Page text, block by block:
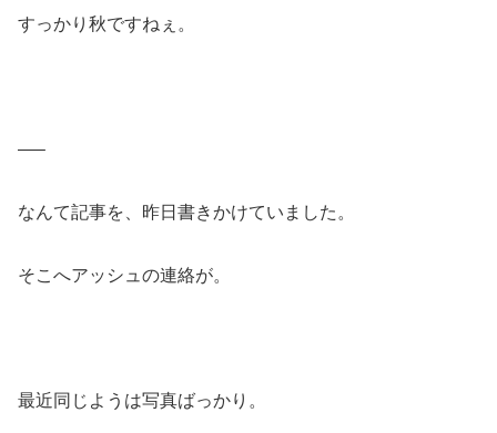
すっかり秋ですねぇ。
—–
なんて記事を、昨日書きかけていました。
そこへアッシュの連絡が。
最近同じようは写真ばっかり。